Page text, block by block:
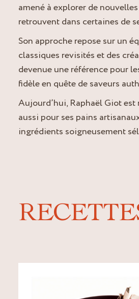
amené à explorer de
retrouvent dans certaines de
Son approche repose sur un
classiques revisités et des
devenue une référence pour
fidèle en quête de saveurs
Aujourd’hui, Raphaël Giot
aussi pour ses pains
ingrédients soigneusement